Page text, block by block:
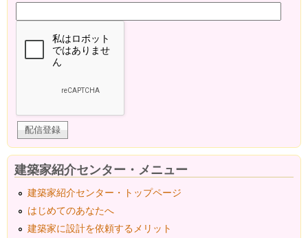
建築家紹介センター・メニュー
建築家紹介センター・トップページ
はじめてのあなたへ
建築家に設計を依頼するメリット